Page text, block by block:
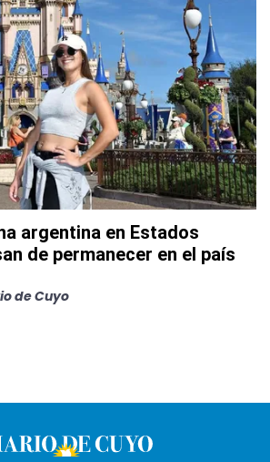
argentina en Estados
de permanecer en el país
de Cuyo